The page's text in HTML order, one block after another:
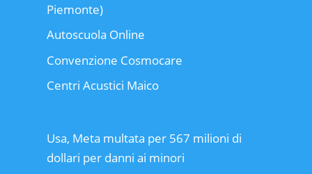
Piemonte)
Autoscuola Online
Convenzione Cosmocare
Centri Acustici Maico
Usa, Meta multata per 567 milioni di
dollari per danni ai minori